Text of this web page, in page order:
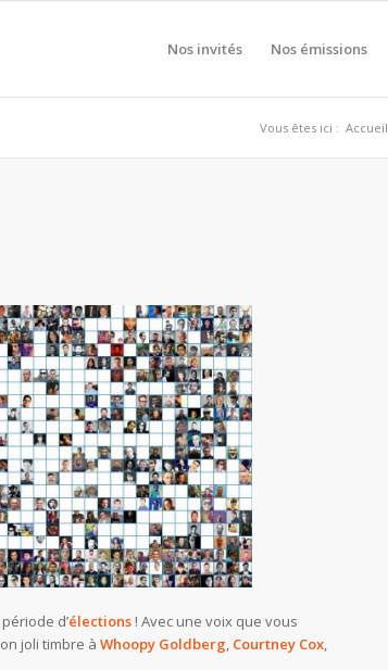
Nos invités Nos émissions
Vous êtes ici : Accueil
d’élections ! Avec une voix que vous
joli timbre à Whoopy Goldberg, Courtney Cox,